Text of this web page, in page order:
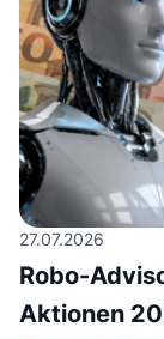
27.07.2026
Robo-
Aktionen